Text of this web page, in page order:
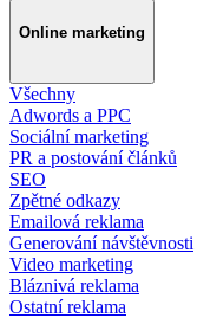
Online marketing
Všechny
Adwords a PPC
Sociální marketing
PR a postování článků
SEO
Zpětné odkazy
Emailová reklama
Generování návštěvnosti
Video marketing
Bláznivá reklama
Ostatní reklama